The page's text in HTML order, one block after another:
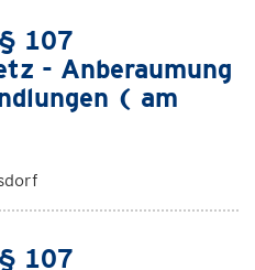
107
- Anberaumung
( am
107